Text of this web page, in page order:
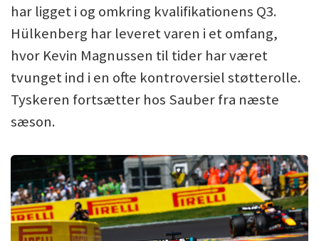
har ligget i og omkring kvalifikationens Q3.
Hülkenberg har leveret varen i et omfang,
hvor Kevin Magnussen til tider har været
tvunget ind i en ofte kontroversiel støtterolle.
Tyskeren fortsætter hos Sauber fra næste
sæson.